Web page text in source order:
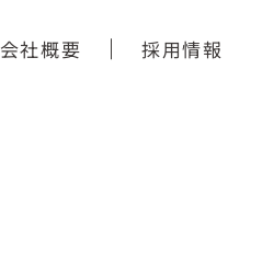
会社概要 採用情報